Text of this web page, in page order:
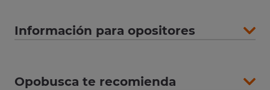
Información para opositores
Opobusca te recomienda